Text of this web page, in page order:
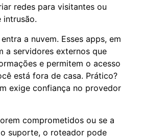
redes para visitantes ou
intrusão.
a nuvem. Esses apps, em
a servidores externos que
e permitem o acesso
está fora de casa. Prático?
exige confiança no provedor
comprometidos ou se a
suporte, o roteador pode